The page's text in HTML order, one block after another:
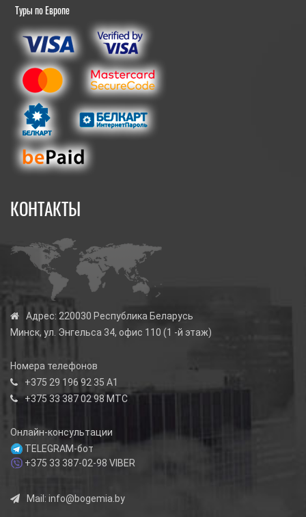
Туры по Европе
КОНТАКТЫ
Адрес: 220030 Республика Беларусь
Минск, ул. Энгельса 34, офис 110 (1 -й этаж)
Номера телефонов
+375 29 196 92 35 А1
+375 33 387 02 98МТС
Онлайн-консультации
TELEGRAM-бот
+375 33 387-02-98 VIBER
Mail: info@bogemia.by